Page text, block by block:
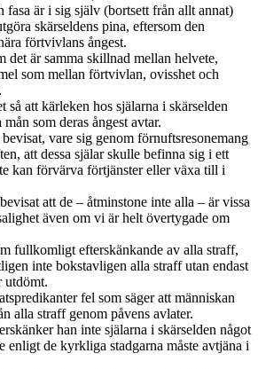
fasa är i sig själv (bortsett från allt annat)
skärseldens pina, eftersom den
förtvivlans ångest.
det är samma skillnad mellan helvete,
som mellan förtvivlan, ovisshet och
så att kärleken hos själarna i skärselden
som deras ångest avtar.
vare sig genom förnuftsresonemang
att dessa själar skulle befinna sig i ett
kan förvärva förtjänster eller växa till i
att de – åtminstone inte alla – är vissa
även om vi är helt övertygade om
fullkomligt efterskänkande av alla straff,
inte bokstavligen alla straff utan endast
utdömt.
fel som säger att människan
alla straff genom påvens avlater.
han inte själarna i skärselden något
enligt de kyrkliga stadgarna måste avtjäna i